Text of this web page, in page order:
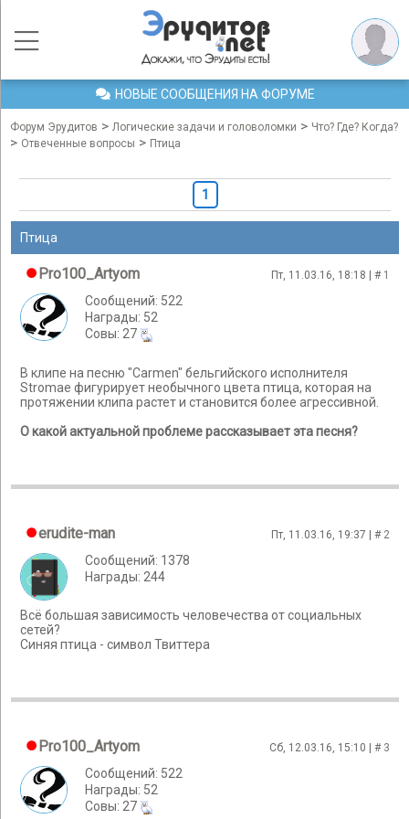
НОВЫЕ СООБЩЕНИЯ НА ФОРУМЕ
Форум Эрудитов > Логические задачи и головоломки > Что? Где? Когда?
> Отвеченные вопросы > Птица
1
Птица
Pro100_Artyom Пт, 11.03.16, 18:18 | # 1
Сообщений: 522
Награды: 52
Cовы: 27
В клипе на песню "Carmen" бельгийского исполнителя
Stromae фигурирует необычного цвета птица, которая на
протяжении клипа растет и становится более агрессивной.
О какой актуальной проблеме рассказывает эта песня?
erudite-man Пт, 11.03.16, 19:37 | # 2
Сообщений: 1378
Награды: 244
Всё большая зависимость человечества от социальных
сетей?
Синяя птица - символ Твиттера
Pro100_Artyom Сб, 12.03.16, 15:10 | # 3
Сообщений: 522
Награды: 52
Cовы: 27